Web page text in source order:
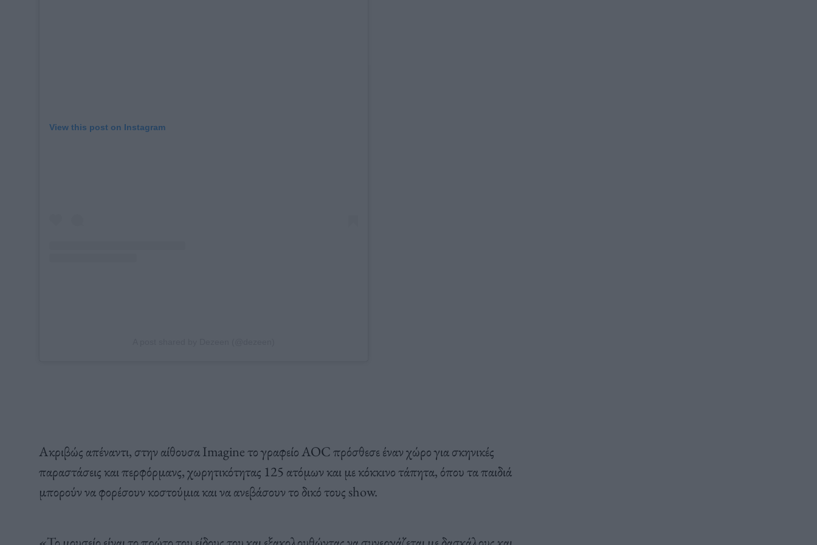
View this post on Instagram
Ακριβώς απέναντι, στην αίθουσα Imagine το γραφείο AOC πρόσθεσε έναν χώρο για σκηνικές
παραστάσεις και περφόρμανς, χωρητικότητας 125 ατόμων και με κόκκινο τάπητα, όπου τα παιδιά
μπορούν να φορέσουν κοστούμια και να ανεβάσουν το δικό τους show.